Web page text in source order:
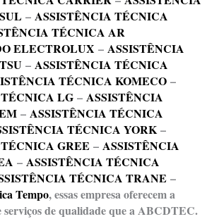
–ASSISTÊNCIA TÉCNICA
TÉCNICA AR
ELECTROLUX –ASSISTÊNCIA
–ASSISTÊNCIA TÉCNICA
TÉCNICA KOMECO –
LG –ASSISTÊNCIA
–ASSISTÊNCIA TÉCNICA
TÉCNICA YORK–
GREE –ASSISTÊNCIA
–ASSISTÊNCIA TÉCNICA
TÉCNICA TRANE –
Tempo, essas empresa oferecem a
serviços de qualidade que a ABCDTEC.